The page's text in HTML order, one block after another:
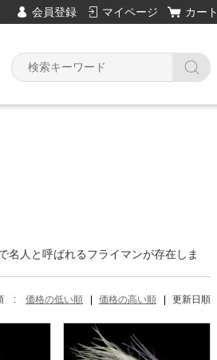
会員登録 マイページ カート
名人と呼ばれるフライマンが存在しま
: 価格の低い順 価格の高い順 更新日順